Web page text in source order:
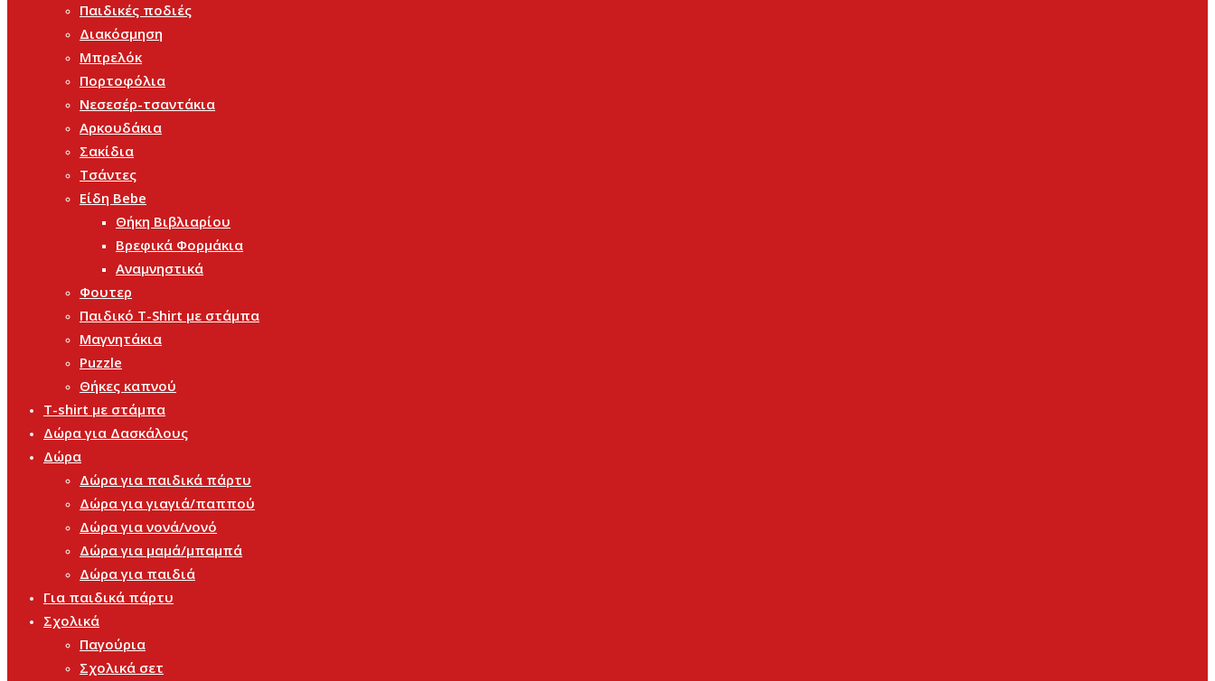
Παιδικές ποδιές
Διακόσμηση
Μπρελόκ
Πορτοφόλια
Νεσεσέρ-τσαντάκια
Αρκουδάκια
Σακίδια
Τσάντες
Είδη Bebe
Θήκη Βιβλιαρίου
Βρεφικά Φορμάκια
Αναμνηστικά
Φουτερ
Παιδικό T-Shirt με στάμπα
Μαγνητάκια
Puzzle
Θήκες καπνού
T-shirt με στάμπα
Δώρα για Δασκάλους
Δώρα
Δώρα για παιδικά πάρτυ
Δώρα για γιαγιά/παππού
Δώρα για νονά/νονό
Δώρα για μαμά/μπαμπά
Δώρα για παιδιά
Για παιδικά πάρτυ
Σχολικά
Παγούρια
Σχολικά σετ